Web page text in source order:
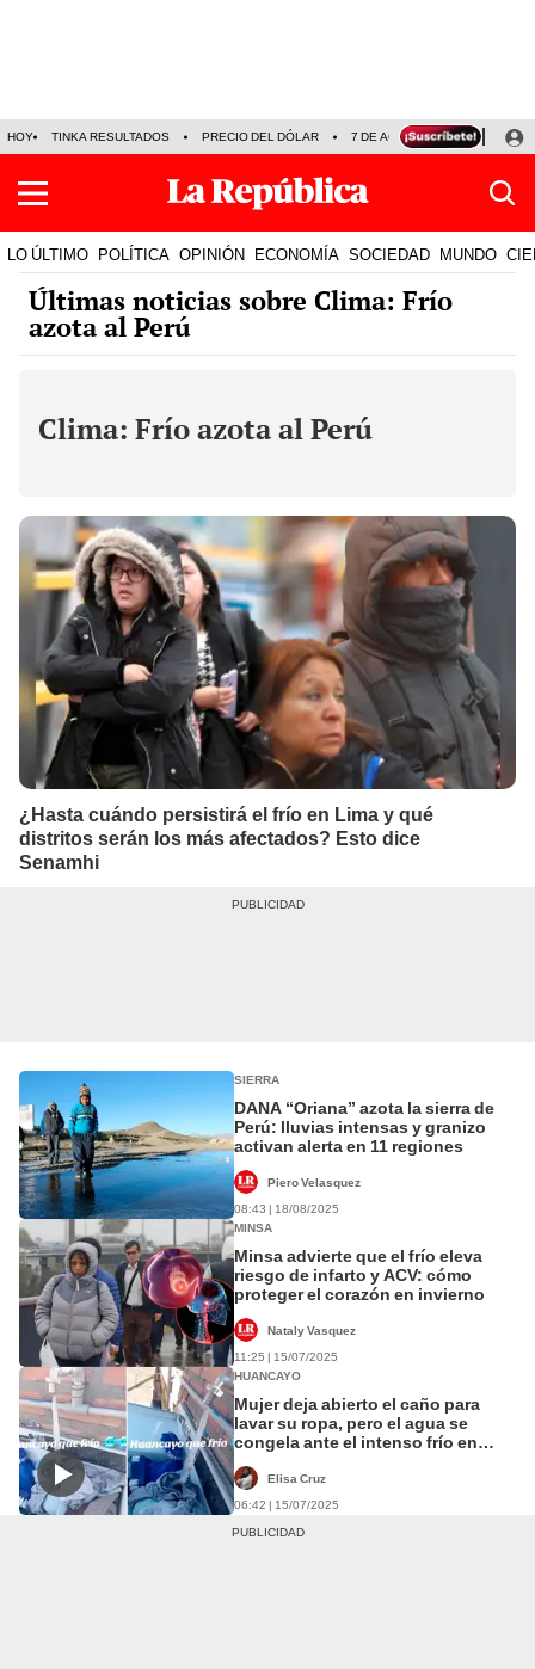
HOY TINKA RESULTADOS PRECIO DEL DÓLAR 7 DE AGOSTO OLLANTA
LO ÚLTIMO POLÍTICA OPINIÓN ECONOMÍA SOCIEDAD MUNDO
Últimas noticias sobre Clima: Frío
azota al Perú
Clima: Frío azota al Perú
¿Hasta cuándo persistirá el frío en Lima y qué
distritos serán los más afectados? Esto dice
Senamhi
SIERRA
DANA “Oriana” azota la sierra de
Perú: lluvias intensas y granizo
activan alerta en 11 regiones
Piero Velasquez
08:43 | 18/08/2025
MINSA
Minsa advierte que el frío eleva
riesgo de infarto y ACV: cómo
proteger el corazón en invierno
Nataly Vasquez
11:25 | 15/07/2025
HUANCAYO
Mujer deja abierto el caño para
lavar su ropa, pero el agua se
congela ante el intenso frío en
Elisa Cruz
06:42 | 15/07/2025